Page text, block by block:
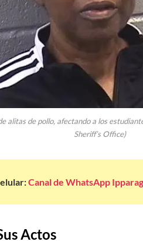
alitas de pollo, afectando a los
Sheriff’s Office)
Canal de WhatsApp
Actos